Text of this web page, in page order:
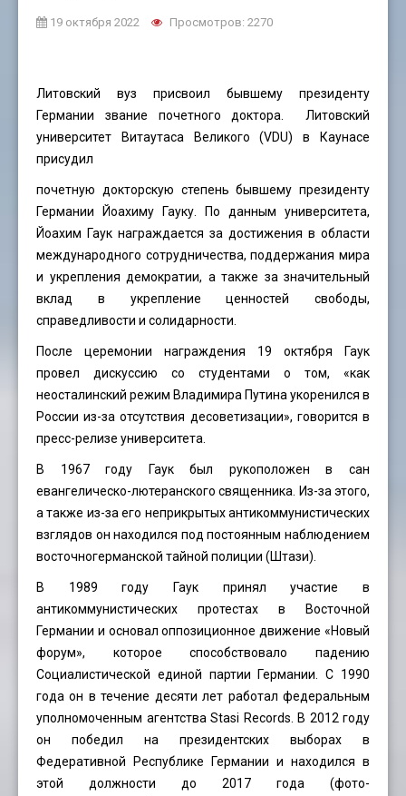
19 октября 2022 Просмотров: 2270
Литовский вуз присвоил бывшему президенту
Германии звание почетного доктора. Литовский
университет Витаутаса Великого (VDU) в Каунасе
присудил
почетную докторскую степень бывшему президенту
Германии Йоахиму Гауку. По данным университета,
Йоахим Гаук награждается за достижения в области
международного сотрудничества, поддержания мира
и укрепления демократии, а также за значительный
вклад в укрепление ценностей свободы,
справедливости и солидарности.
После церемонии награждения 19 октября Гаук
провел дискуссию со студентами о том, «как
неосталинский режим Владимира Путина укоренился в
России из-за отсутствия десоветизации», говорится в
пресс-релизе университета.
В 1967 году Гаук был рукоположен в сан
евангелическо-лютеранского священника. Из-за этого,
а также из-за его неприкрытых антикоммунистических
взглядов он находился под постоянным наблюдением
восточногерманской тайной полиции (Штази).
В 1989 году Гаук принял участие в
антикоммунистических протестах в Восточной
Германии и основал оппозиционное движение «Новый
форум», которое способствовало падению
Социалистической единой партии Германии. С 1990
года он в течение десяти лет работал федеральным
уполномоченным агентства Stasi Records. В 2012 году
он победил на президентских выборах в
Федеративной Республике Германии и находился в
этой должности до 2017 года (фото-